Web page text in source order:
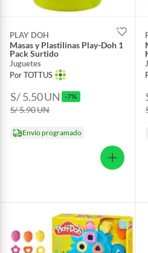
PLAY DOH
Masas y Plastilinas Play-Doh 1
Pack Surtido
Juguetes
Por TOTTUS
S/ 5.50UN -7%
S/ 5.90UN
Envío programado